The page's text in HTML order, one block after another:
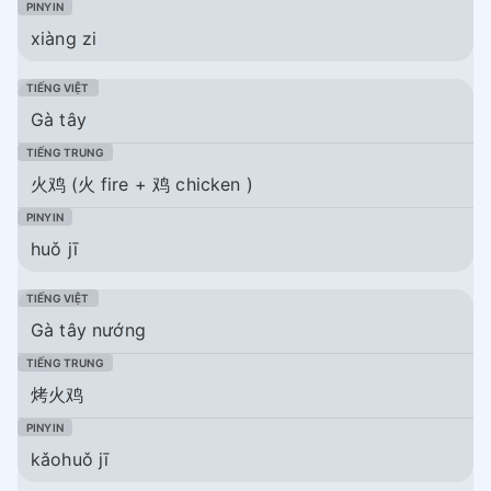
xiàng zi
Gà tây
火鸡 (火 fire + 鸡 chicken )
huǒ jī
Gà tây nướng
烤火鸡
kǎohuǒ jī